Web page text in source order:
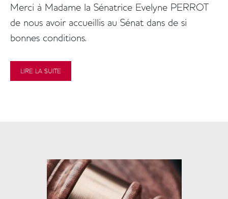
Colonne
Merci à Madame la Sénatrice Evelyne PERROT
de nous avoir accueillis au Sénat dans de si
bonnes conditions.
LIRE LA SUITE